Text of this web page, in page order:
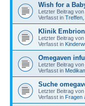
Wish for a
Letzter Beitrag von
Verfasst in Treffen,
Klinik
Letzter Beitrag von
Verfasst in
Omegaven
Letzter Beitrag von
Verfasst in
Suche
Letzter Beitrag von
Verfasst in Fragen